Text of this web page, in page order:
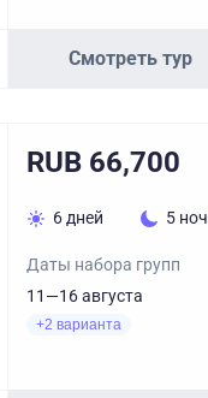
Смотреть тур
RUB 66,700
6 дней 5
Даты набора групп
11—16 августа
+2 варианта